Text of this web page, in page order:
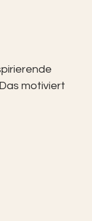
motiviert